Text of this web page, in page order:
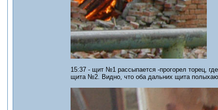
15:37 - щит №1 рассыпается -прогорел торец,
щита №2. Видно, что оба дальних щита